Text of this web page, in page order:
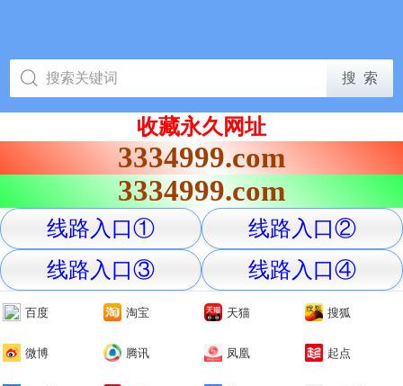
收藏永久网址
3334999.com
3334999.com
线路入口①
线路入口②
线路入口③
线路入口④
百度 淘宝 天猫 搜狐
微博 腾讯 凤凰 起点